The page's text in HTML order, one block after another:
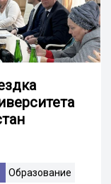
Образование